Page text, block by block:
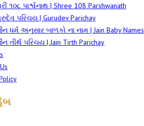
૧૦૮ પાર્શ્વનાથ | Shree 108 Parshwanath
પરિચય | Gurudev Parichay
ધર્મ અનુસાર બાળકો ના નામ | Jain Baby Names
તીર્થ પરિચય | Jain Tirth Parichay